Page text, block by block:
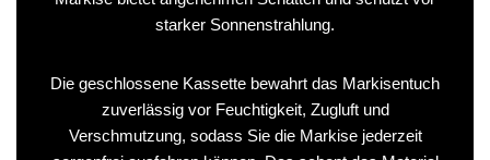
starker Sonnenstrahlung.
Die geschlossene Kassette bewahrt das Markisentuch
zuverlässig vor Feuchtigkeit, Zugluft und
Verschmutzung, sodass Sie die Markise jederzeit